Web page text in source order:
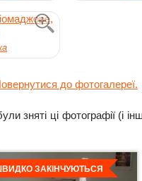
до фотогалереї.
зняті ці фотографії (і
ЗАКІНЧУЮТЬСЯ